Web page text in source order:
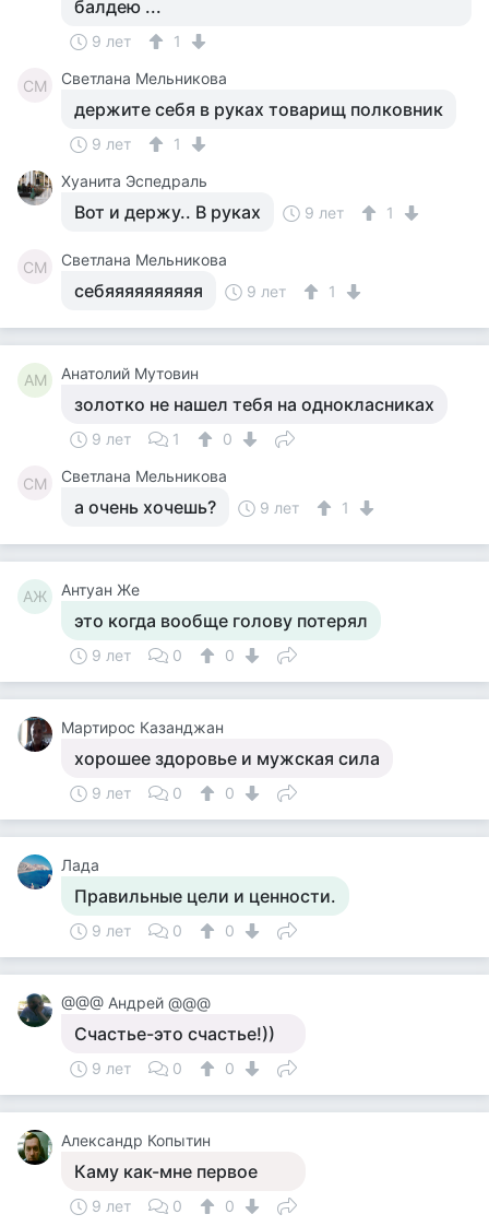
балдею ...
9 лет 1
СМ Светлана Мельникова
держите себя в руках товарищ полковник
9 лет
1
Хуанита Эспедраль
Вот и держу.. В руках 9 лет 1
СМ Светлана Мельникова
себяяяяяяяяяя 9 лет 1
АМ Анатолий Мутовин
золотко не нашел тебя на однокласниках
9 лет 1 0
СМ Светлана Мельникова
а очень хочешь? 9 лет 1
АЖ Антуан Же
это когда вообще голову потерял
9 лет 0 0
Мартирос Казанджан
хорошее здоровье и мужская сила
9 лет 0 0
Лада
Правильные цели и ценности.
9 лет 0 0
@@@ Андрей @@@
Счастье-это счастье!))
9 лет 0 0
Александр Копытин
Каму как-мне первое
9 лет 0 0